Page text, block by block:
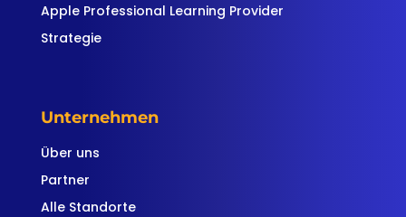
Apple Professional Learning Provider
Strategie
Unternehmen
Über uns
Partner
Alle Standorte